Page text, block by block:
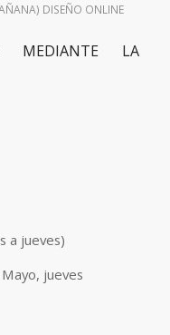
DISEÑO ONLINE
MEDIANTE LA
a jueves)
jueves